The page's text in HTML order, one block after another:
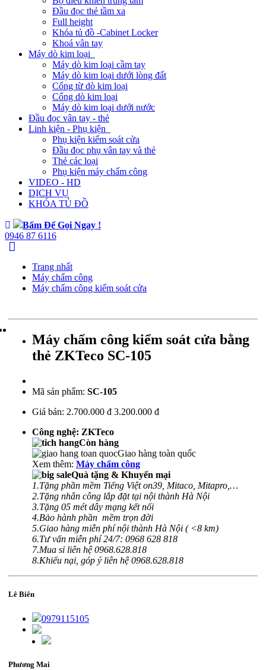
Đầu đọc thẻ tầm xa
Full height
Khóa tủ đồ -Cabinet Locker
Khoá vân tay
Máy dò kim loại
Máy dò kim loại cầm tay
Máy dò kim loại dưới lòng đất
Cổng từ dò kim loại
Cổng dò kim loại
Máy dò kim loại dưới nước
Đầu đọc vân tay - thẻ
Linh kiện - Phụ kiện
Phụ kiện kiểm soát cửa
Đầu đọc phụ vân tay và thẻ
Thẻ các loại
Phụ kiện máy chấm công
VIDEO - HD
DỊCH VỤ
KHÓA TỦ ĐỒ
Bấm Để Gọi Ngay !
0946 87 6116
Trang nhất
Máy chấm công
Máy chấm công kiểm soát cửa
Máy chấm công kiểm soát cửa bằng
thẻ ZKTeco SC-105
Mã sản phẩm: SC-105
Giá bán: 2.700.000 đ 3.200.000 đ
Công nghệ: ZKTeco
Còn hàng
Giao hàng toàn quốc
Xem thêm: Máy chấm công
Quà tặng & Khuyến mại
1.Tặng phần mềm Tiếng Việt on39, Mitaco, Mitapro,…
2.Tặng nhân công lắp đặt tại nội thành Hà Nội
3.Tặng 05 mét dây mạng kết nối
4.Bảo hành phần mềm trọn đời
5.Giao hàng miễn phí nội thành Hà Nội ( <8 km)
6.Tư vấn miễn phí 24/7: 0968 628 818
7.Mua sỉ liên hệ 0968.628.818
8.Khiếu nại, góp ý liên hệ 0968.628.818
Lê Biên
0979115105
Phương Mai